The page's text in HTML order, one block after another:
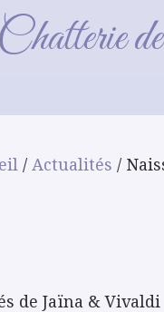
Chatterie
/ Actualités /
de Jaïna & Vivaldi